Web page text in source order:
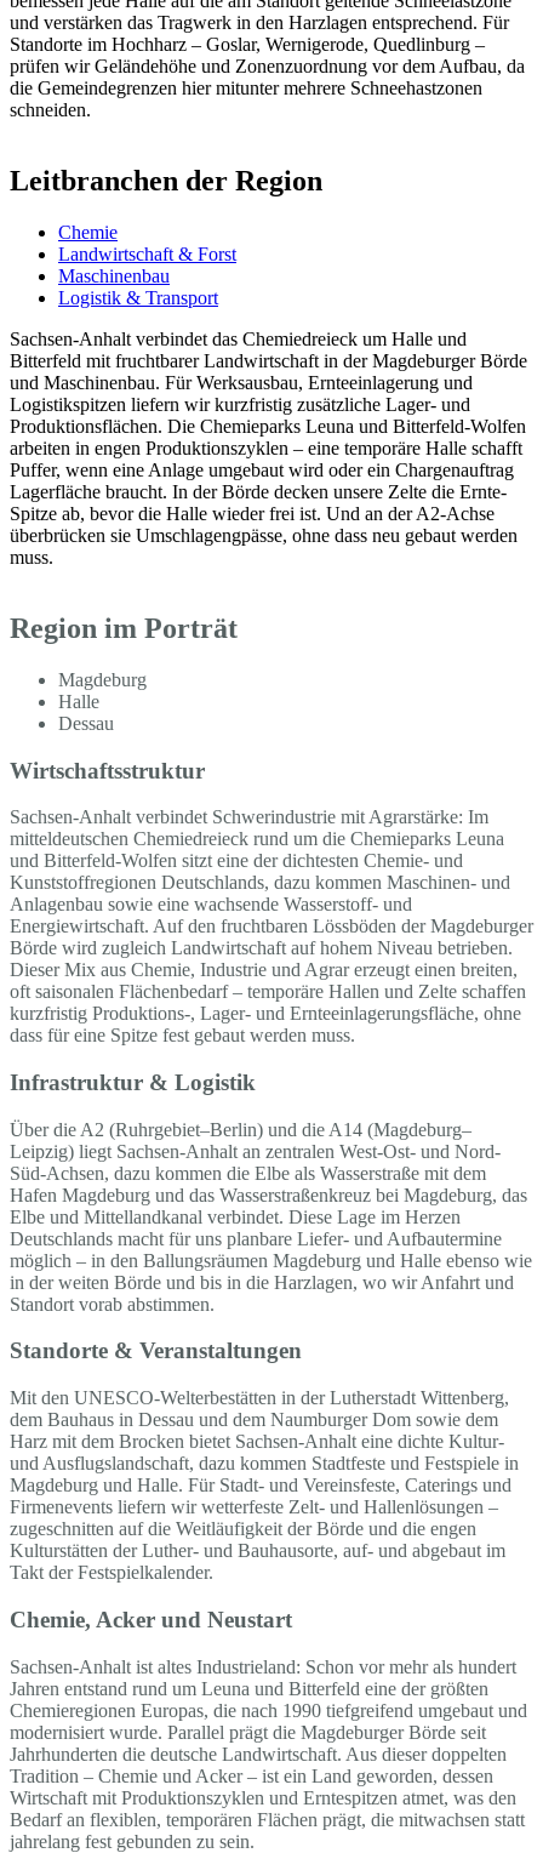
und verstärken das Tragwerk in den Harzlagen entsprechend. Für
Standorte im Hochharz – Goslar, Wernigerode, Quedlinburg –
prüfen wir Geländehöhe und Zonenzuordnung vor dem Aufbau, da
die Gemeindegrenzen hier mitunter mehrere Schneehastzonen
schneiden.
Leitbranchen der Region
Chemie
Landwirtschaft & Forst
Maschinenbau
Logistik & Transport
Sachsen-Anhalt verbindet das Chemiedreieck um Halle und
Bitterfeld mit fruchtbarer Landwirtschaft in der Magdeburger Börde
und Maschinenbau. Für Werksausbau, Ernteeinlagerung und
Logistikspitzen liefern wir kurzfristig zusätzliche Lager- und
Produktionsflächen. Die Chemieparks Leuna und Bitterfeld-Wolfen
arbeiten in engen Produktionszyklen – eine temporäre Halle schafft
Puffer, wenn eine Anlage umgebaut wird oder ein Chargenauftrag
Lagerfläche braucht. In der Börde decken unsere Zelte die Ernte-
Spitze ab, bevor die Halle wieder frei ist. Und an der A2-Achse
überbrücken sie Umschlagengpässe, ohne dass neu gebaut werden
muss.
Region im Porträt
Magdeburg
Halle
Dessau
Wirtschaftsstruktur
Sachsen-Anhalt verbindet Schwerindustrie mit Agrarstärke: Im
mitteldeutschen Chemiedreieck rund um die Chemieparks Leuna
und Bitterfeld-Wolfen sitzt eine der dichtesten Chemie- und
Kunststoffregionen Deutschlands, dazu kommen Maschinen- und
Anlagenbau sowie eine wachsende Wasserstoff- und
Energiewirtschaft. Auf den fruchtbaren Lössböden der Magdeburger
Börde wird zugleich Landwirtschaft auf hohem Niveau betrieben.
Dieser Mix aus Chemie, Industrie und Agrar erzeugt einen breiten,
oft saisonalen Flächenbedarf – temporäre Hallen und Zelte schaffen
kurzfristig Produktions-, Lager- und Ernteeinlagerungsfläche, ohne
dass für eine Spitze fest gebaut werden muss.
Infrastruktur & Logistik
Über die A2 (Ruhrgebiet–Berlin) und die A14 (Magdeburg–
Leipzig) liegt Sachsen-Anhalt an zentralen West-Ost- und Nord-
Süd-Achsen, dazu kommen die Elbe als Wasserstraße mit dem
Hafen Magdeburg und das Wasserstraßenkreuz bei Magdeburg, das
Elbe und Mittellandkanal verbindet. Diese Lage im Herzen
Deutschlands macht für uns planbare Liefer- und Aufbautermine
möglich – in den Ballungsräumen Magdeburg und Halle ebenso wie
in der weiten Börde und bis in die Harzlagen, wo wir Anfahrt und
Standort vorab abstimmen.
Standorte & Veranstaltungen
Mit den UNESCO-Welterbestätten in der Lutherstadt Wittenberg,
dem Bauhaus in Dessau und dem Naumburger Dom sowie dem
Harz mit dem Brocken bietet Sachsen-Anhalt eine dichte Kultur-
und Ausflugslandschaft, dazu kommen Stadtfeste und Festspiele in
Magdeburg und Halle. Für Stadt- und Vereinsfeste, Caterings und
Firmenevents liefern wir wetterfeste Zelt- und Hallenlösungen –
zugeschnitten auf die Weitläufigkeit der Börde und die engen
Kulturstätten der Luther- und Bauhausorte, auf- und abgebaut im
Takt der Festspielkalender.
Chemie, Acker und Neustart
Sachsen-Anhalt ist altes Industrieland: Schon vor mehr als hundert
Jahren entstand rund um Leuna und Bitterfeld eine der größten
Chemieregionen Europas, die nach 1990 tiefgreifend umgebaut und
modernisiert wurde. Parallel prägt die Magdeburger Börde seit
Jahrhunderten die deutsche Landwirtschaft. Aus dieser doppelten
Tradition – Chemie und Acker – ist ein Land geworden, dessen
Wirtschaft mit Produktionszyklen und Erntespitzen atmet, was den
Bedarf an flexiblen, temporären Flächen prägt, die mitwachsen statt
jahrelang fest gebunden zu sein.